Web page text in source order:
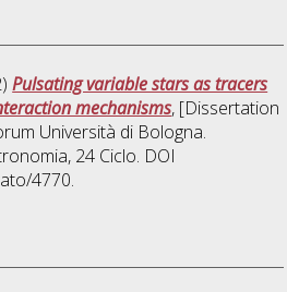
Pulsating variable stars as tracers
mechanisms, [Dissertation
Università di Bologna.
, 24 Ciclo. DOI
4770.